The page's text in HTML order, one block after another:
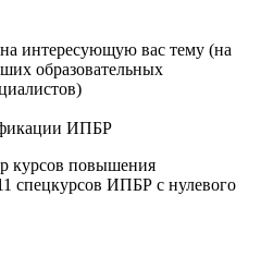
интересующую вас тему (на
образовательных
ИПБР
курсов повышения
спецкурсов ИПБР с нулевого